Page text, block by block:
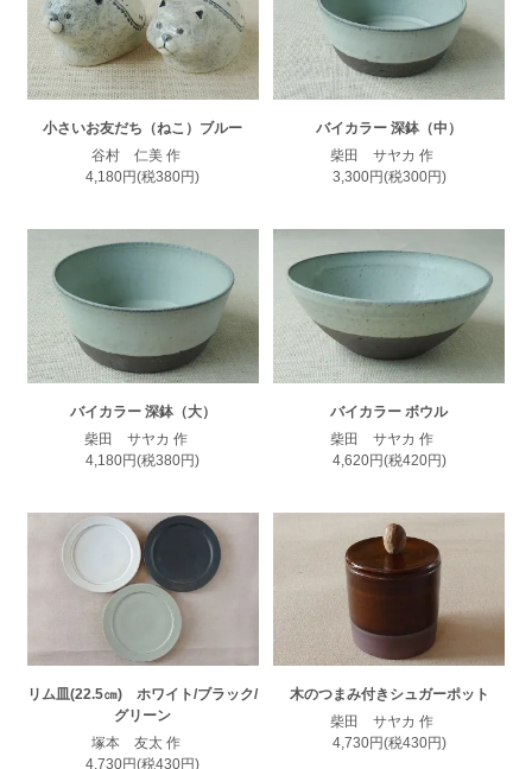
小さいお友だち（ねこ）ブルー
谷村 仁美 作
4,180円(税380円)
バイカラー 深鉢（中）
柴田 サヤカ 作
3,300円(税300円)
バイカラー 深鉢（大）
柴田 サヤカ 作
4,180円(税380円)
バイカラー ボウル
柴田 サヤカ 作
4,620円(税420円)
リム皿(22.5㎝) ホワイト/ブラック/
グリーン
塚本 友太 作
4,730円(税430円)
木のつまみ付きシュガーポット
柴田 サヤカ 作
4,730円(税430円)